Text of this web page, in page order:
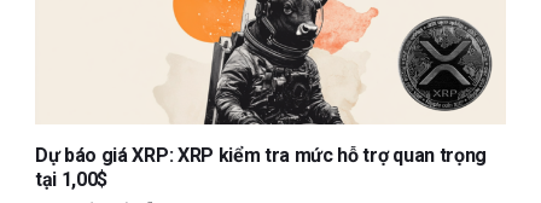
Dự báo giá XRP: XRP kiểm tra mức hỗ trợ quan trọng
tại 1,00$